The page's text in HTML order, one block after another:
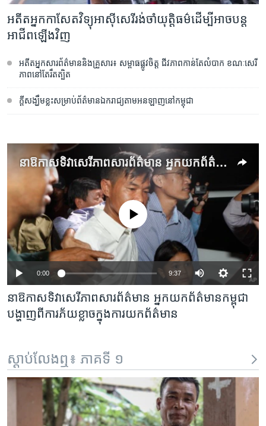
ទំព័រ​
ស្វែង​
ភាសា
អតីត​អ្នក​កាសែត​វិទ្យុ​អាស៊ីសេរី​រង់​ចាំ​យុត្តិធម៌​ដើម្បី​អាច​បន្ត​
អាជីព​ឡើង​វិញ
អតីត​អ្នក​សារព័ត៌មាន​​និង​គ្រួសារ៖ សម្ពាធ​ផ្លូវ​ចិត្ត ជីវភាព​កាន់​តែ​លំបាក ខណៈ​សេរី
ភាព​នៅ​តែ​រឹតត្បិត
​ក្តី​សង្ឃឹម​ខ្លះ​សម្រាប់​ព័ត៌មាន​ឯករាជ្យ​តាម​អនឡាញ​នៅ​កម្ពុជា
នាឱកាសទិវា​​​សេរីភាព​សារព័ត៌មាន​​​ អ្នក​​​យក​ព័ត៌មានកម្ពុជា​​​បង្ហាញ​​​ពី​​​ការ​​​ភ័យ​ខ្លាច​​​ក្នុង​​​ការ​​​យក​​​ព័ត៌មាន
No media source currently available
0:00 9:37
នាឱកាសទិវា​​​សេរីភាព​សារព័ត៌មាន​​​ អ្នក​​​យក​ព័ត៌មានកម្ពុជា​​​
បង្ហាញ​​​ពី​​​ការ​​​ភ័យ​ខ្លាច​​​ក្នុង​​​ការ​​​យក​​​ព័ត៌មាន
ស្តាប់លែងឮ៖ ភាគទី ១